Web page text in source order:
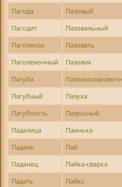
Пагода
Пазовый
Пагодит
Пазовальный
Паголенок
Пазовать
Паголеночный
Пазовик
Пагуба
Пагубный
Пазуха
Пагубность
Пазушный
Падалица
Паинька
Падаль
Пай
Паданец
Пайка-сварка
Падать
Пайкс